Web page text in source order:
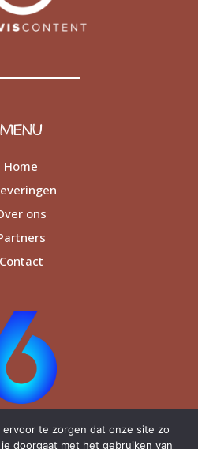
MENU
Home
ons
Contact
ervoor te zorgen dat onze site zo
doorgaat met het gebruiken van